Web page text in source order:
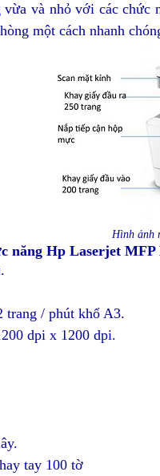
vừa và nhỏ với các
một cách nhanh
Hình ảnh
năng Hp Laserjet MFP
trang / phút khổ A3.
dpi x 1200 dpi.
tay 100 tờ